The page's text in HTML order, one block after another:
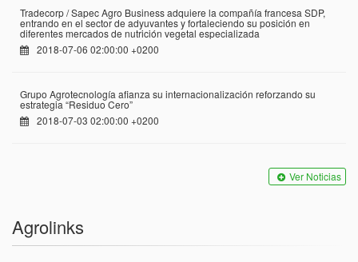
Tradecorp / Sapec Agro Business adquiere la compañía francesa SDP,
entrando en el sector de adyuvantes y fortaleciendo su posición en
diferentes mercados de nutrición vegetal especializada
2018-07-06 02:00:00 +0200
Grupo Agrotecnología afianza su internacionalización reforzando su
estrategia “Residuo Cero”
2018-07-03 02:00:00 +0200
Ver Noticias
Agrolinks